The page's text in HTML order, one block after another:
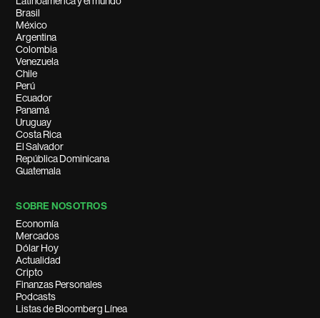
Brasil
México
Argentina
Colombia
Venezuela
Chile
Perú
Ecuador
Panamá
Uruguay
Costa Rica
El Salvador
República Dominicana
Guatemala
SOBRE NOSOTROS
Economía
Mercados
Dólar Hoy
Actualidad
Cripto
Finanzas Personales
Podcasts
Listas de Bloomberg Línea